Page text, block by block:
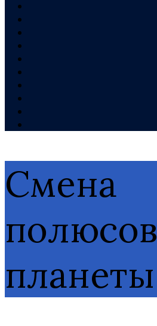
Смена
полюсов
планеты